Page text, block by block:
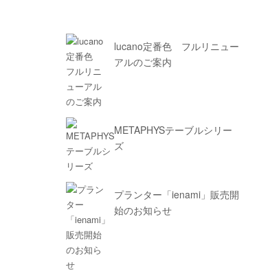
lucano定番色 フルリニュー
アルのご案内
METAPHYSテーブルシリー
ズ
プランター「ienami」販売開
始のお知らせ